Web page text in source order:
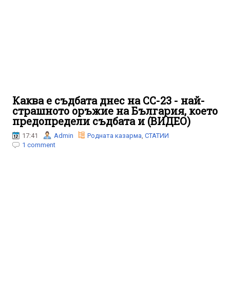
Каква е съдбата днес на СС-23 - най-
страшното оръжие на България, което
предопредели съдбата и (ВИДЕО)
17:41 Admin Родната казарма, СТАТИИ
1 comment